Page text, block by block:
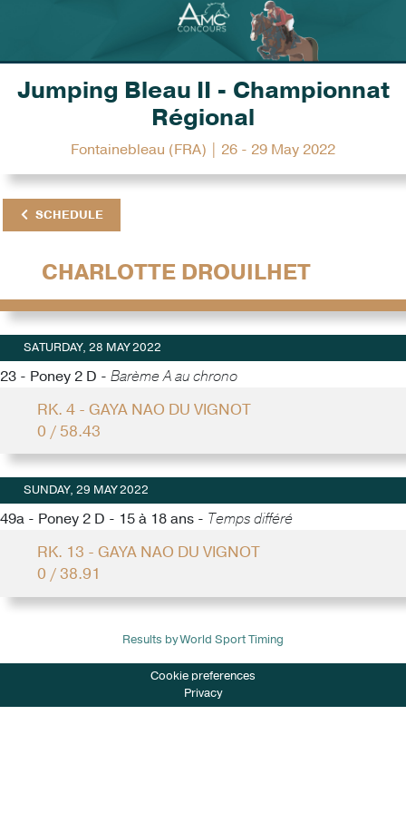
Jumping Bleau II - Championnat
Régional
Fontainebleau (FRA) | 26 - 29 May 2022
SCHEDULE
CHARLOTTE DROUILHET
SATURDAY, 28 MAY 2022
23 - Poney 2 D - Barème A au chrono
RK. 4 - GAYA NAO DU VIGNOT
0 / 58.43
SUNDAY, 29 MAY 2022
49a - Poney 2 D - 15 à 18 ans - Temps différé
RK. 13 - GAYA NAO DU VIGNOT
0 / 38.91
Results by World Sport Timing
Cookie preferences
Privacy